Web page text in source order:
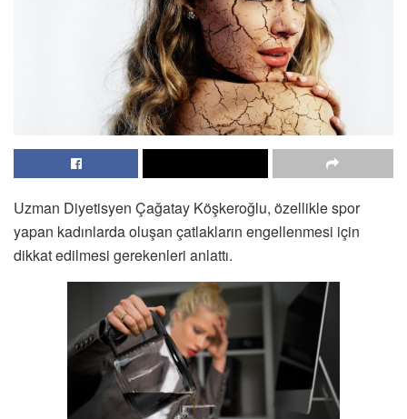
Uzman Diyetisyen Çağatay Köşkeroğlu, özellikle spor
yapan kadınlarda oluşan çatlakların engellenmesi için
dikkat edilmesi gerekenleri anlattı.